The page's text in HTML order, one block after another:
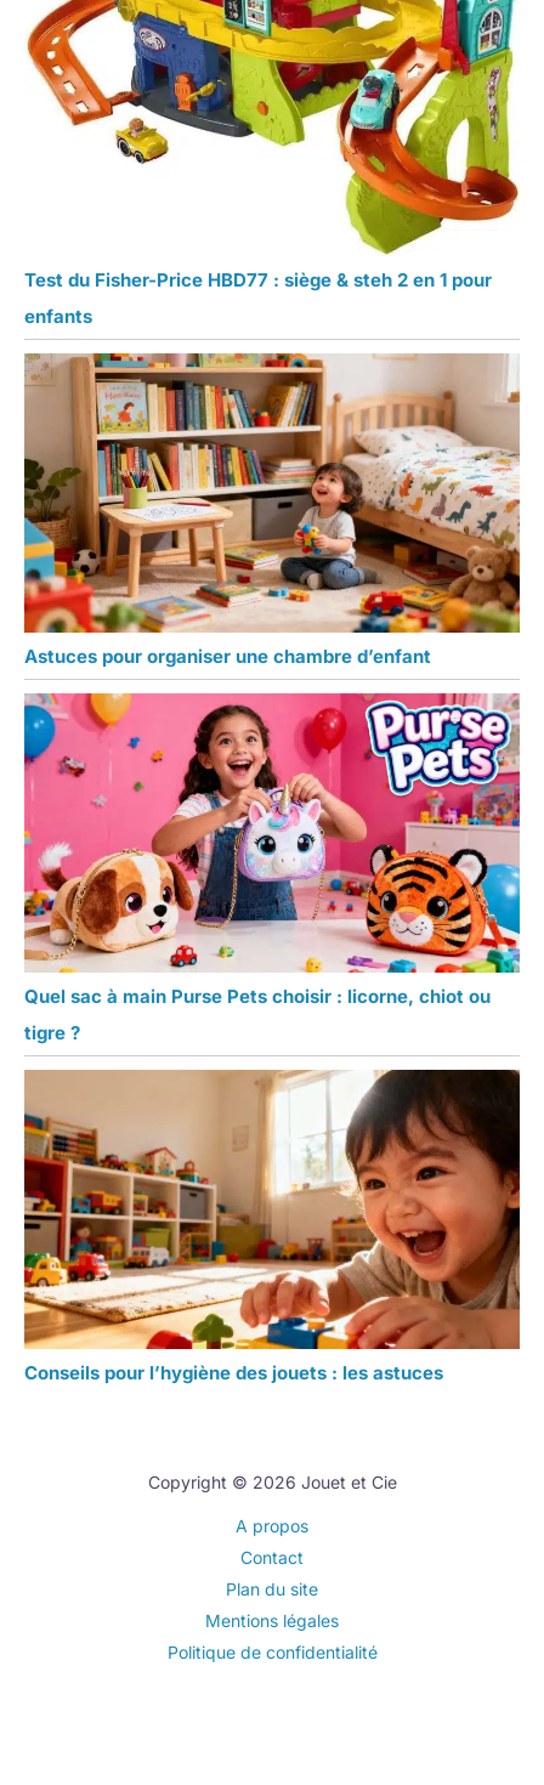
Test du Fisher-Price HBD77 : siège & steh 2 en 1 pour
enfants
Astuces pour organiser une chambre d’enfant
Quel sac à main Purse Pets choisir : licorne, chiot ou
tigre ?
Conseils pour l’hygiène des jouets : les astuces
Copyright © 2026 Jouet et Cie
A propos
Contact
Plan du site
Mentions légales
Politique de confidentialité